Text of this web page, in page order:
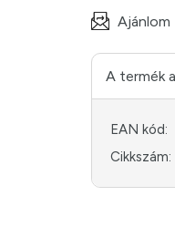
Ajánlom
A termék
EAN kód:
Cikkszám: